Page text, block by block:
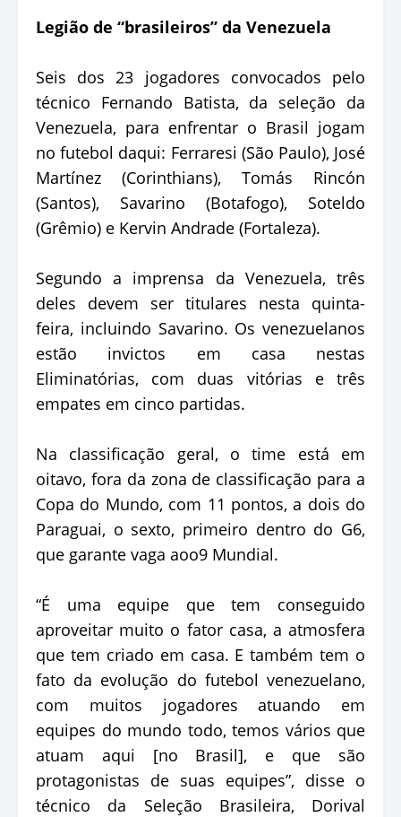
Legião de “brasileiros” da Venezuela
Seis dos 23 jogadores convocados pelo
técnico Fernando Batista, da seleção da
Venezuela, para enfrentar o Brasil jogam
no futebol daqui: Ferraresi (São Paulo), José
Martínez (Corinthians), Tomás Rincón
(Santos), Savarino (Botafogo), Soteldo
(Grêmio) e Kervin Andrade (Fortaleza).
Segundo a imprensa da Venezuela, três
deles devem ser titulares nesta quinta-
feira, incluindo Savarino. Os venezuelanos
estão invictos em casa nestas
Eliminatórias, com duas vitórias e três
empates em cinco partidas.
Na classificação geral, o time está em
oitavo, fora da zona de classificação para a
Copa do Mundo, com 11 pontos, a dois do
Paraguai, o sexto, primeiro dentro do G6,
que garante vaga aoo9 Mundial.
“É uma equipe que tem conseguido
aproveitar muito o fator casa, a atmosfera
que tem criado em casa. E também tem o
fato da evolução do futebol venezuelano,
com muitos jogadores atuando em
equipes do mundo todo, temos vários que
atuam aqui [no Brasil], e que são
protagonistas de suas equipes”, disse o
técnico da Seleção Brasileira, Dorival